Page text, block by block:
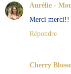
Aurélie -
Merci merci!!
Répondre
Cherry